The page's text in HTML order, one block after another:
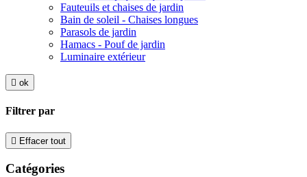
Fauteuils et chaises de jardin
Bain de soleil - Chaises longues
Parasols de jardin
Hamacs - Pouf de jardin
Luminaire extérieur
 ok
Filtrer par
 Effacer tout
Catégories